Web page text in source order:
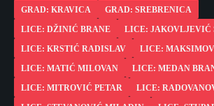
GRAD: KRAVICA
GRAD: SREBRENICA
LICE: DŽINIĆ BRANE
LICE: JAKOVLJEVIĆ
LICE: KRSTIĆ RADISLAV
LICE:
LICE: MATIĆ MILOVAN
LICE: MEDAN
LICE: MITROVIĆ PETAR
LICE: